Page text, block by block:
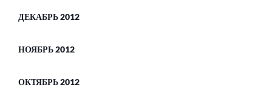
ДЕКАБРЬ 2012
НОЯБРЬ 2012
ОКТЯБРЬ 2012